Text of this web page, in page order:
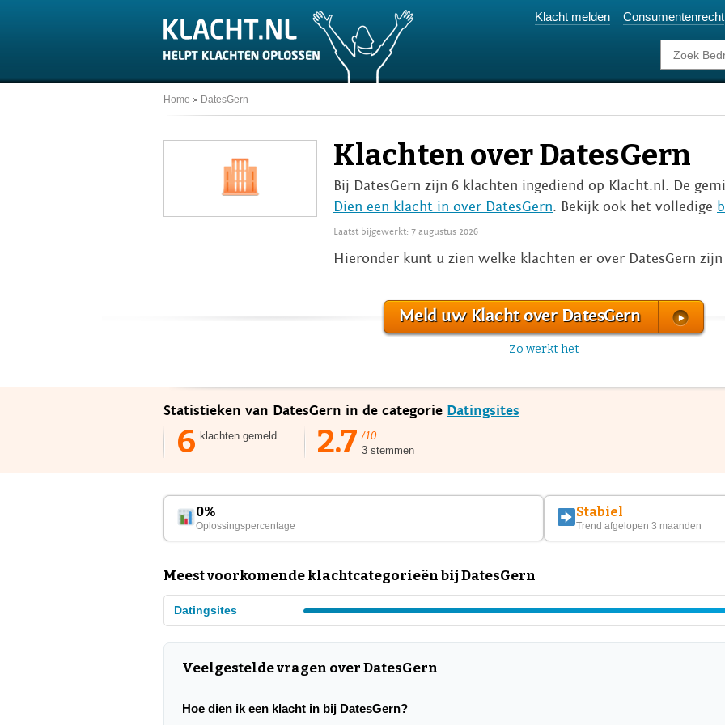
Klacht melden Consumentenrecht
Home DatesGern
Klachten over DatesGern
Bij DatesGern zijn 6 klachten ingediend op Klacht.nl. De
Dien een klacht in over DatesGern. Bekijk ook het volledige
Laatst bijgewerkt: 7 augustus 2026
Hieronder kunt u zien welke klachten er over DatesGern
Meld uw Klacht over DatesGern
Zo werkt het
Statistieken van DatesGern in de categorie Datingsites
6 klachten gemeld 2.7 /10
3 stemmen
0%
Oplossingspercentage
Stabiel
Trend afgelopen 3 maanden
Meest voorkomende klachtcategorieën bij DatesGern
Datingsites
Veelgestelde vragen over DatesGern
Hoe dien ik een klacht in bij DatesGern?